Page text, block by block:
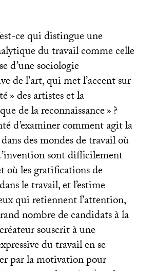
ce qui distingue une
du travail comme celle
d’une sociologie
de l’art, qui met l’accent sur
» des artistes et la
de la reconnaissance»?
d’examiner comment agit la
des mondes de travail où
sont difficilement
où les gratifications de
le travail, et l’estime
qui retiennent l’attention,
nombre de candidats à la
souscrit à une
du travail en se
par la motivation pour